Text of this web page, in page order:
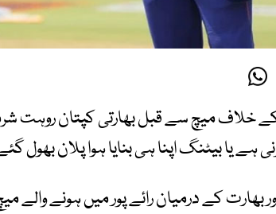
کے خلاف میچ سے قبل بھارتی کپتان روہت
ہے یا بیٹنگ اپنا ہی بنایا ہوا پلان بھول
اور بھارت کے درمیان رائے پور میں ہونے